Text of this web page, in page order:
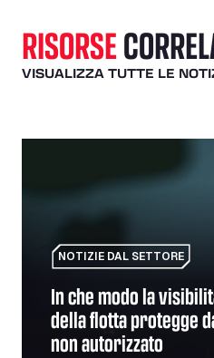
RISORSE
VISUALIZZA TUTTE LE
In che modo la visibilità in
NOTIZIE DAL SETTORE
In che modo la
della flotta protegge
non autorizzato